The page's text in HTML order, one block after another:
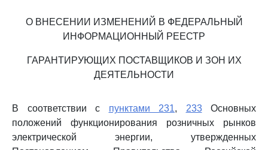
О ВНЕСЕНИИ ИЗМЕНЕНИЙ В ФЕДЕРАЛЬНЫЙ
ИНФОРМАЦИОННЫЙ РЕЕСТР
ГАРАНТИРУЮЩИХ ПОСТАВЩИКОВ И ЗОН ИХ
ДЕЯТЕЛЬНОСТИ
В соответствии с пунктами 231, 233Основных
положений функционирования розничных рынков
электрической энергии, утвержденных